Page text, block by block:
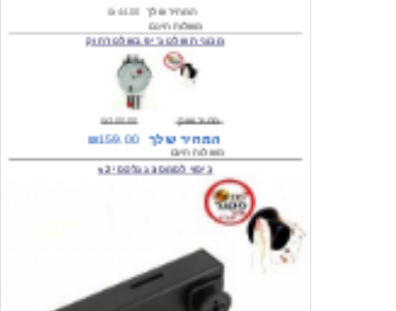
מכונית שלט ג'יפ בשלט רחוק
₪300.00
₪159.00
משלוח חינם
כיסוי לסמסונג גלקסי s2